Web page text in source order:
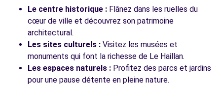
Le centre historique : Flânez dans les ruelles du
cœur de ville et découvrez son patrimoine
architectural.
Les sites culturels : Visitez les musées et
monuments qui font la richesse de Le Haillan.
Les espaces naturels : Profitez des parcs et jardins
pour une pause détente en pleine nature.